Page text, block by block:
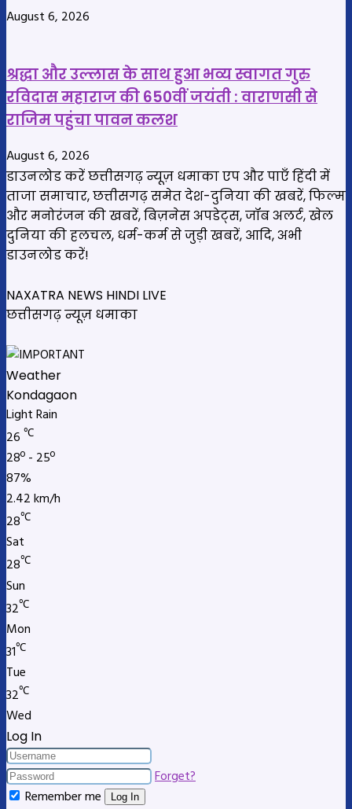
August 6, 2026
श्रद्धा और उल्लास के साथ हुआ भव्य स्वागत गुरु
रविदास महाराज की 650वीं जयंती : वाराणसी से
राजिम पहुंचा पावन कलश
August 6, 2026
डाउनलोड करें छत्तीसगढ़ न्यूज़ धमाका एप और पाएँ हिंदी में
ताजा समाचार, छत्तीसगढ़ समेत देश-दुनिया की खबरें, फिल्म
और मनोरंजन की खबरें, बिज़नेस अपडेट्स, जॉब अलर्ट, खेल
दुनिया की हलचल, धर्म-कर्म से जुड़ी खबरें, आदि, अभी
डाउनलोड करें!
NAXATRA NEWS HINDI LIVE
छत्तीसगढ़ न्यूज़ धमाका
Weather
Kondagaon
Light Rain
26 ℃
28º - 25º
87%
2.42 km/h
28℃
Sat
28℃
Sun
32℃
Mon
31℃
Tue
32℃
Wed
Log In
Forget?
Remember me
Log In